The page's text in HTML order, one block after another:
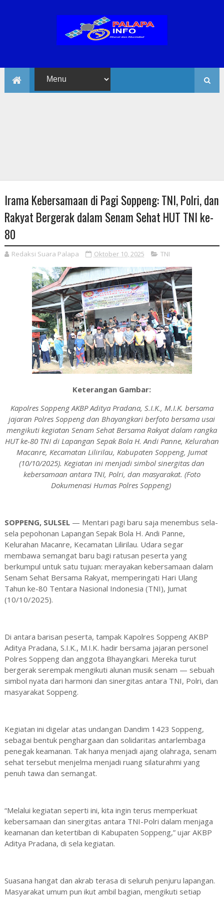
Irama Kebersamaan di Pagi Soppeng: TNI, Polri, dan
Rakyat Bergerak dalam Senam Sehat HUT TNI ke-
80
Redaksi Suara Palapa Oktober 10, 2025 TNI
Keterangan Gambar:
Kapolres Soppeng AKBP Aditya Pradana, S.I.K., M.I.K. bersama
jajaran Polres Soppeng dan Bhayangkari berfoto bersama usai
mengikuti kegiatan Senam Sehat Bersama Rakyat dalam rangka
HUT ke-80 TNI di Lapangan Sepak Bola H. Andi Panne, Kelurahan
Macanre, Kecamatan Lilirilau, Kabupaten Soppeng, Jumat
(10/10/2025). Kegiatan ini menjadi simbol sinergitas dan
kebersamaan antara TNI, Polri, dan masyarakat. (Foto
Dokumenasi Humas Polres Soppeng)
SOPPENG, SULSEL— Mentari pagi baru saja menembus sela-
sela pepohonan Lapangan Sepak Bola H. Andi Panne,
Kelurahan Macanre, Kecamatan Lilirilau. Udara segar
membawa semangat baru bagi ratusan peserta yang
berkumpul untuk satu tujuan: merayakan kebersamaan dalam
Senam Sehat Bersama Rakyat, memperingati Hari Ulang
Tahun ke-80 Tentara Nasional Indonesia (TNI), Jumat
(10/10/2025).
Di antara barisan peserta, tampak Kapolres Soppeng AKBP
Aditya Pradana, S.I.K., M.I.K. hadir bersama jajaran personel
Polres Soppeng dan anggota Bhayangkari. Mereka turut
bergerak serempak mengikuti alunan musik senam — sebuah
simbol nyata dari harmoni dan sinergitas antara TNI, Polri, dan
masyarakat Soppeng.
Kegiatan ini digelar atas undangan Dandim 1423 Soppeng,
sebagai bentuk penghargaan dan solidaritas antarlembaga
penegak keamanan. Tak hanya menjadi ajang olahraga, senam
sehat tersebut menjelma menjadi ruang silaturahmi yang
penuh tawa dan semangat.
“Melalui kegiatan seperti ini, kita ingin terus memperkuat
kebersamaan dan sinergitas antara TNI-Polri dalam menjaga
keamanan dan ketertiban di Kabupaten Soppeng,” ujar AKBP
Aditya Pradana, di sela kegiatan.
Suasana hangat dan akrab terasa di seluruh penjuru lapangan.
Masyarakat umum pun ikut ambil bagian, mengikuti setiap